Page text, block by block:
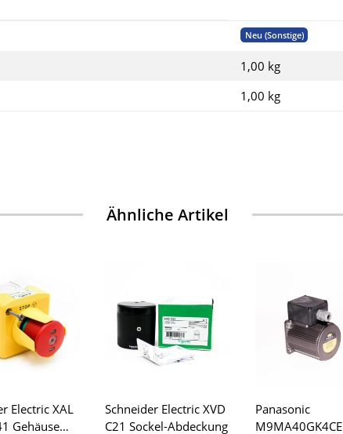
Neu (Sonstige)
1,00 kg
1,00 kg
Ähnliche Artikel
Electric XAL
Gehäuse
Schneider Electric XVD
C21 Sockel-Abdeckung
Panasonic
M9MA40GK4CE